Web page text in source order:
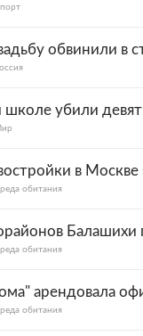
обвинили в
школе убили
в
обитания
Балашихи
обитания
арендовала
обитания